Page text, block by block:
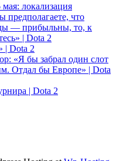
локализация
что
— прибыльны, то, к
| Dota 2
| Dota 2
«Я бы забрал один слот
Отдал бы Европе» | Dota
| Dota 2